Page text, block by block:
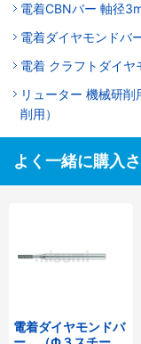
電着CBNバー 軸径
電着ダイヤモンドバ
電着 クラフトダイ
リューター 機械研
削用）
よく一緒に購入
電着ダイヤモンドバ